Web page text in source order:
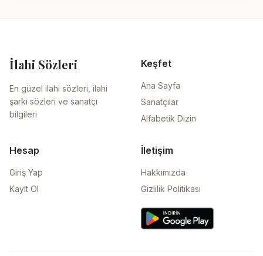
İlahi Sözleri
En güzel ilahi sözleri, ilahi
şarkı sözleri ve sanatçı
bilgileri
Keşfet
Ana Sayfa
Sanatçılar
Alfabetik Dizin
Hesap
Giriş Yap
Kayıt Ol
İletişim
Hakkımızda
Gizlilik Politikası